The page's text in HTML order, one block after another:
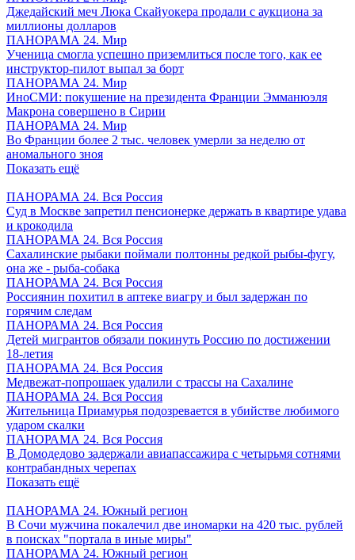
Джедайский меч Люка Скайуокера продали с аукциона за
миллионы долларов
ПАНОРАМА 24. Мир
Ученица смогла успешно приземлиться после того, как ее
инструктор-пилот выпал за борт
ПАНОРАМА 24. Мир
ИноСМИ: покушение на президента Франции Эмманюэля
Макрона совершено в Сирии
ПАНОРАМА 24. Мир
Во Франции более 2 тыс. человек умерли за неделю от
аномального зноя
Показать ещё
ПАНОРАМА 24. Вся Россия
Суд в Москве запретил пенсионерке держать в квартире удава
и крокодила
ПАНОРАМА 24. Вся Россия
Сахалинские рыбаки поймали полтонны редкой рыбы-фугу,
она же - рыба-собака
ПАНОРАМА 24. Вся Россия
Россиянин похитил в аптеке виагру и был задержан по
горячим следам
ПАНОРАМА 24. Вся Россия
Детей мигрантов обязали покинуть Россию по достижении
18-летия
ПАНОРАМА 24. Вся Россия
Медвежат-попрошаек удалили с трассы на Сахалине
ПАНОРАМА 24. Вся Россия
Жительница Приамурья подозревается в убийстве любимого
ударом скалки
ПАНОРАМА 24. Вся Россия
В Домодедово задержали авиапассажира с четырьмя сотнями
контрабандных черепах
Показать ещё
ПАНОРАМА 24. Южный регион
В Сочи мужчина покалечил две иномарки на 420 тыс. рублей
в поисках "портала в иные миры"
ПАНОРАМА 24. Южный регион